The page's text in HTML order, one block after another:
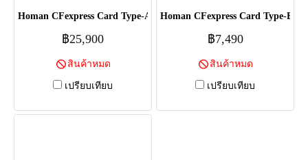
Homan CFexpress Card Type-A - 1TB
฿25,900
สินค้าหมด
เปรียบเทียบ
Homan CFexpress Card Type-B -
฿7,490
สินค้าหมด
เปรียบเทียบ